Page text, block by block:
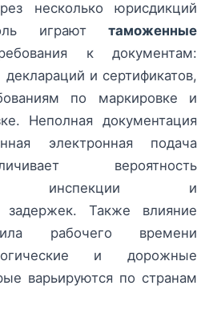
несколько юрисдикций
играют таможенные
к документам:
деклараций и сертификатов,
по маркировке и
Неполная документация
электронная подача
вероятность
инспекции и
задержек. Также влияние
рабочего времени
и дорожные
варьируются по странам